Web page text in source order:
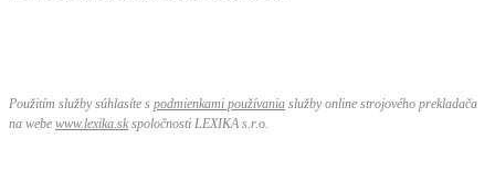
Použitím služby súhlasíte s podmienkami používania služby online strojového prekladača
na webe www.lexika.skspoločnosti LEXIKA s.r.o.